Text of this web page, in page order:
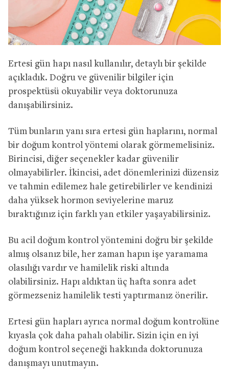
Ertesi gün hapı nasıl kullanılır, detaylı bir şekilde
açıkladık. Doğru ve güvenilir bilgiler için
prospektüsü okuyabilir veya doktorunuza
danışabilirsiniz.
Tüm bunların yanı sıra ertesi gün haplarını, normal
bir doğum kontrol yöntemi olarak görmemelisiniz.
Birincisi, diğer seçenekler kadar güvenilir
olmayabilirler. İkincisi, adet dönemlerinizi düzensiz
ve tahmin edilemez hale getirebilirler ve kendinizi
daha yüksek hormon seviyelerine maruz
bıraktığınız için farklı yan etkiler yaşayabilirsiniz.
Bu acil doğum kontrol yöntemini doğru bir şekilde
almış olsanız bile, her zaman hapın işe yaramama
olasılığı vardır ve hamilelik riski altında
olabilirsiniz. Hapı aldıktan üç hafta sonra adet
görmezseniz hamilelik testi yaptırmanız önerilir.
Ertesi gün hapları ayrıca normal doğum kontrolüne
kıyasla çok daha pahalı olabilir. Sizin için en iyi
doğum kontrol seçeneği hakkında doktorunuza
danışmayı unutmayın.